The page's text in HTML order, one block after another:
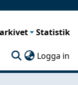
Statistik
Logga in